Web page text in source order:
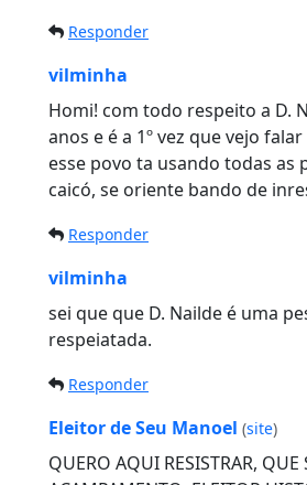
Responder
vilminha
Homi! com todo respeito a D.
anos e é a 1º vez que vejo
esse povo ta usando todas as
caicó, se oriente bando de
Responder
vilminha
sei que que D. Nailde é uma
respeiatada.
Responder
Eleitor de Seu Manoel (site)
QUERO AQUI RESISTRAR,